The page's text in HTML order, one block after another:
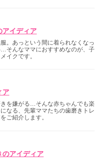
アイディア
。あっという間に着られなくなっ
そんなママにおすすめなのが、子
イクです。
ア
を嫌がる…そんな赤ちゃんでも楽
なる、先輩ママたちの歯磨きトレ
ご紹介します。
のアイディア